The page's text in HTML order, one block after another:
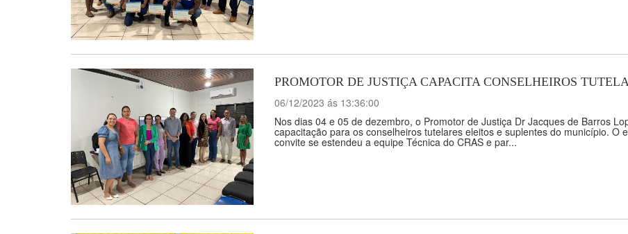
PROMOTOR DE JUSTIÇA CAPACITA CONSELHEIROS
06/12/2023 ás 13:36:00
Nos dias 04 e 05 de dezembro, o Promotor de Justiça Dr Jacques de Barros
capacitação para os conselheiros tutelares eleitos e suplentes do município. O
convite se estendeu a equipe Técnica do CRAS e par...